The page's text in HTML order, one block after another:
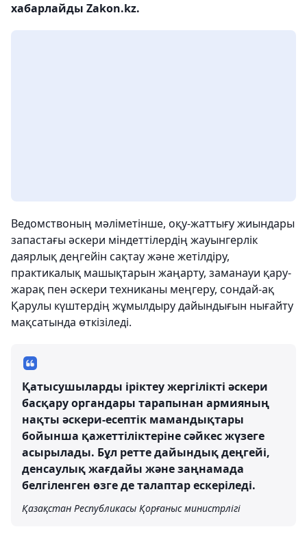
хабарлайды Zakon.kz.
Ведомствоның мәліметінше, оқу-жаттығу жиындары
запастағы әскери міндеттілердің жауынгерлік
даярлық деңгейін сақтау және жетілдіру,
практикалық машықтарын жаңарту, заманауи қару-
жарақ пен әскери техниканы меңгеру, сондай-ақ
Қарулы күштердің жұмылдыру дайындығын нығайту
мақсатында өткізіледі.
Қатысушыларды іріктеу жергілікті әскери
басқару органдары тарапынан армияның
нақты әскери-есептік мамандықтары
бойынша қажеттіліктеріне сәйкес жүзеге
асырылады. Бұл ретте дайындық деңгейі,
денсаулық жағдайы және заңнамада
белгіленген өзге де талаптар ескеріледі.
Қазақстан Республикасы Қорғаныс министрлігі